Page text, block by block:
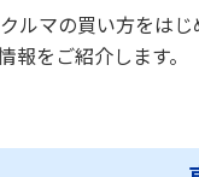
ルマの買い方をは
をご紹介します。